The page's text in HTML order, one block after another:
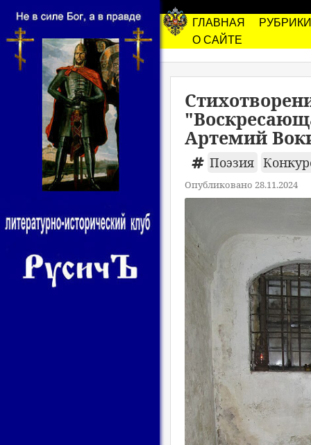
ГЛАВНАЯ
РУБРИКИ
О САЙТЕ
Артемий
Поэзия
Опубликовано 28.11.2024